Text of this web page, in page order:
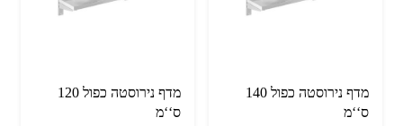
מדף נירוסטה כפול 140
ס‘‘מ
מדף נירוסטה כפול 120
ס‘‘מ